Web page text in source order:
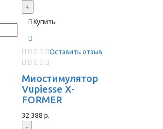
+
Купить
Оставить отзыв
Миостимулятор
Vupiesse X-
FORMER
32 388 р.